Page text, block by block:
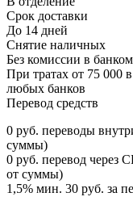
Срок доставки
До 14 дней
Снятие наличных
Без комиссии в
При тратах от 75 000
любых банков
Перевод средств
0 руб. переводы
суммы)
0 руб. перевод через
от суммы)
1,5% мин. 30 руб. за